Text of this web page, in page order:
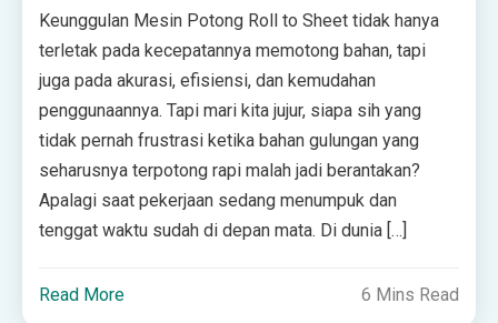
Keunggulan Mesin Potong Roll to Sheet tidak hanya
terletak pada kecepatannya memotong bahan, tapi
juga pada akurasi, efisiensi, dan kemudahan
penggunaannya. Tapi mari kita jujur, siapa sih yang
tidak pernah frustrasi ketika bahan gulungan yang
seharusnya terpotong rapi malah jadi berantakan?
Apalagi saat pekerjaan sedang menumpuk dan
tenggat waktu sudah di depan mata. Di dunia […]
Read More 6 Mins Read